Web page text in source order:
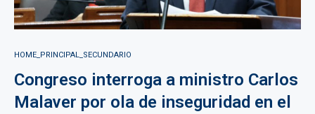
HOME_PRINCIPAL_SECUNDARIO
Congreso interroga a ministro Carlos
Malaver por ola de inseguridad en el